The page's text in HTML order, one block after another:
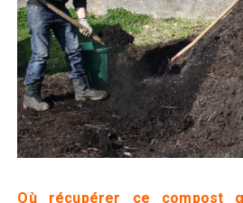
Où récupérer ce compost